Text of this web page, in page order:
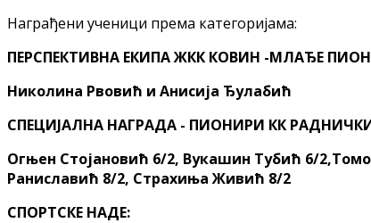
Награђени ученици према категоријама:
ПЕРСПЕКТИВНА ЕКИПА ЖКК КОВИН -МЛАЂЕ
Николина Рвовић и Анисија Ђулабић
СПЕЦИЈАЛНА НАГРАДА - ПИОНИРИ КК
Огњен Стојановић 6/2, Вукашин Тубић 6/
Раниславић 8/2, Страхиња Живић 8/2
СПОРТСКЕ НАДЕ: